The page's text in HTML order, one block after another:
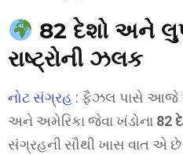
82 દેશો અને
રાષ્ટ્રોની ઝલક
નોટ સંગ્રહ : ફૈઝલ પાસે આજે
અને અમેરિકા જેવા ખંડોના 82
સંગ્રહની સૌથી ખાસ વાત એ છે